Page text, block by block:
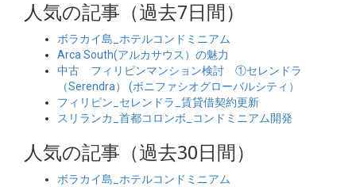
人気の記事（過去7日間）
ボラカイ島_ホテルコンドミニアム
Arca South(アルカサウス）の魅力
中古 フィリピンマンション検討 ①セレンドラ
（Serendra） (ボニファシオグローバルシティ）
フィリピン_セレンドラ_賃貸借契約更新
スリランカ_首都コロンボ_コンドミニアム開発
人気の記事（過去30日間）
ボラカイ島_ホテルコンドミニアム